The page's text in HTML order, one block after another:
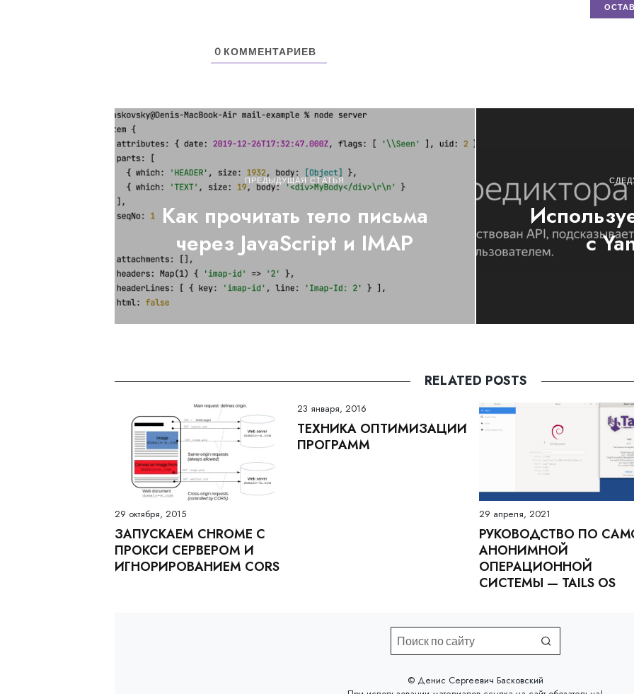
0 КОММЕНТАРИЕВ
ПРЕДЫДУЩАЯ СТАТЬЯ
Как прочитать тело письма
через JavaScript и IMAP
с
RELATED POSTS
29 октября, 2015
ЗАПУСКАЕМ CHROME С
ПРОКСИ СЕРВЕРОМ И
ИГНОРИРОВАНИЕМ CORS
23 января, 2016
ТЕХНИКА ОПТИМИЗАЦИИ
ПРОГРАММ
29 апреля, 2021
РУКОВОДСТВО ПО
АНОНИМНОЙ
ОПЕРАЦИОННОЙ
СИСТЕМЫ — TAILS OS
©️ Денис Сергеевич Басковский